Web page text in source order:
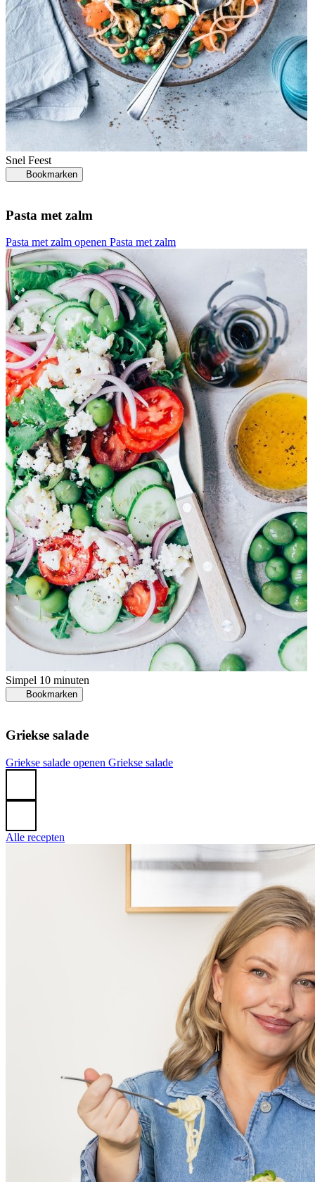
Snel Feest
Bookmarken
Pasta met zalm
Pasta met zalm openen Pasta met zalm
Simpel 10 minuten
Bookmarken
Griekse salade
Griekse salade openen Griekse salade
Alle recepten